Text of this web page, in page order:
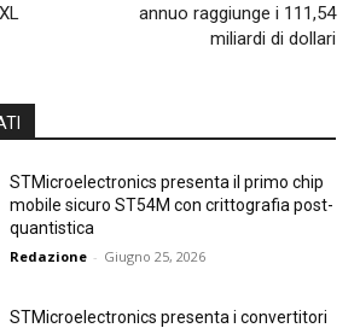
annuo raggiunge i 111,54
miliardi di dollari
STMicroelectronics presenta il primo chip
mobile sicuro ST54M con crittografia post-
quantistica
Redazione - Giugno 25, 2026
STMicroelectronics presenta i convertitori